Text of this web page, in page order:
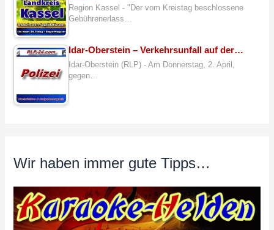
Region Kassel - "Der vom Kreistag beschlossene
Gebührenerlass…
Idar-Oberstein – Verkehrsunfall auf der…
Idar-Oberstein (RLP) - Am Donnerstag, 2. April,
gegen…
Wir haben immer gute Tipps…